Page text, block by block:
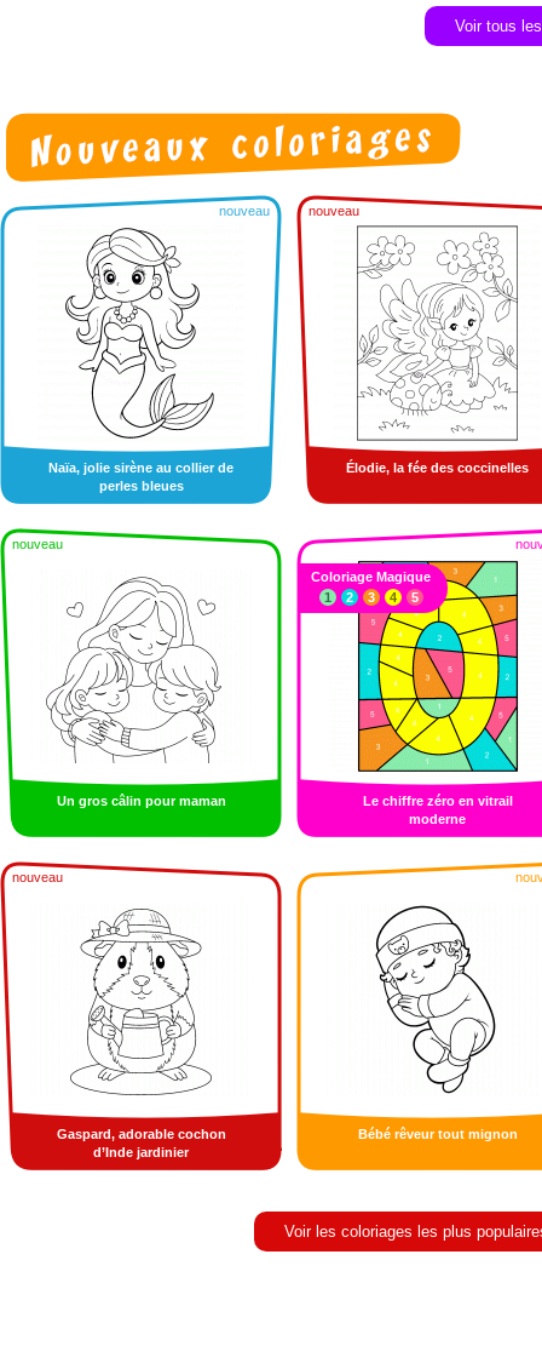
Voir tous
nouveau
Naïa, jolie sirène au collier de
perles bleues
nouveau
Élodie, la fée des coccinelles
nouveau
Un gros câlin pour maman
Le chiffre zéro en vitrail
moderne
Coloriage Magique
1
2 3 4 5
nouveau
Gaspard, adorable cochon
d’Inde jardinier
Bébé rêveur tout mignon
Voir les coloriages les plus